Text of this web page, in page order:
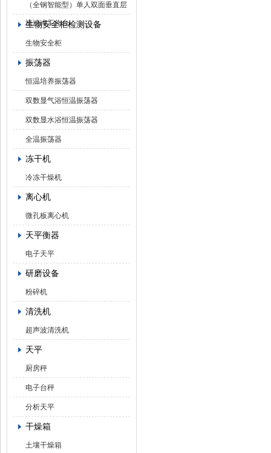
（全钢智能型）单人双面垂直层
流洁净工作台
生物安全柜检测设备
生物安全柜
振荡器
恒温培养振荡器
双数显气浴恒温振荡器
双数显水浴恒温振荡器
全温振荡器
冻干机
冷冻干燥机
离心机
微孔板离心机
天平衡器
电子天平
研磨设备
粉碎机
清洗机
超声波清洗机
天平
厨房秤
电子台秤
分析天平
干燥箱
土壤干燥箱